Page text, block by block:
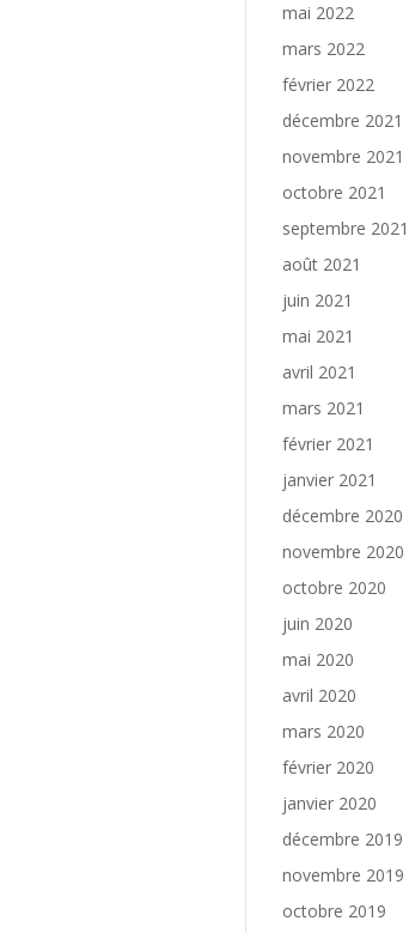
mai 2022
mars 2022
février 2022
décembre 2021
novembre 2021
octobre 2021
septembre 2021
août 2021
juin 2021
mai 2021
avril 2021
mars 2021
février 2021
janvier 2021
décembre 2020
novembre 2020
octobre 2020
juin 2020
mai 2020
avril 2020
mars 2020
février 2020
janvier 2020
décembre 2019
novembre 2019
octobre 2019